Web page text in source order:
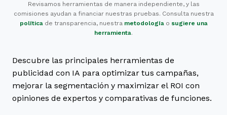
Revisamos herramientas de manera independiente, y las
comisiones ayudan a financiar nuestras pruebas. Consulta nuestra
políticade transparencia, nuestra metodologíao sugiere una
herramienta.
Descubre las principales herramientas de
publicidad con IA para optimizar tus campañas,
mejorar la segmentación y maximizar el ROI con
opiniones de expertos y comparativas de funciones.